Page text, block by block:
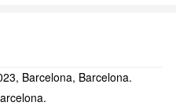
Barcelona, Barcelona.